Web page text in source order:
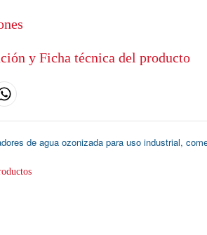
y Ficha técnica del producto
de agua ozonizada para uso industrial,